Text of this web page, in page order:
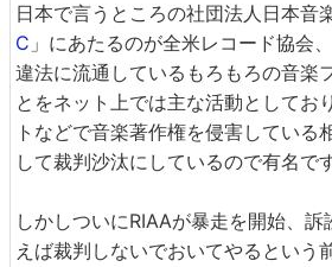
日本で言うところの社団法人日本音
C 」にあたるのが全米レコード協会
違法に流通しているもろもろの音楽
とをネット上では主な活動としてお
トなどで音楽著作権を侵害している
して裁判沙汰にしているので有名です
しかしついにRIAAが暴走を開始、
えば裁判しないでおいてやるという